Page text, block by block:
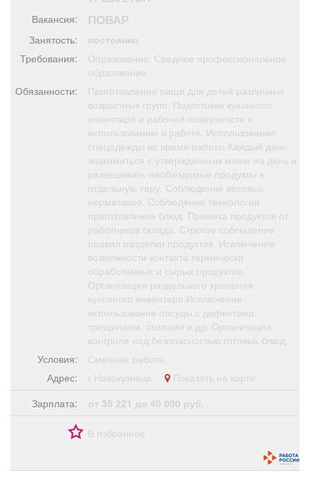
Я - пенсионер
Вакансия: ПОВАР
Занятость:
постоянно
Требования:
Образование: Среднее профессиональное
образование.
Обязанности:
Приготовление пищи для детей различных
возрастных групп. Подготовка кухонного
инвентаря и рабочей поверхности к
использованию в работе. Использование
спецодежды во время работы.Каждый день
знакомиться с утвержденным меню на день и
развешивать необходимые продукты в
отдельную тару. Соблюдение весовых
нормативов. Соблюдение технологии
приготовления блюд. Приемка продуктов от
работников склада. Строгое соблюдение
правил разделки продуктов. Исключение
возможности контакта термически
обработанных и сырых продуктов.
Организация раздельного хранения
кухонного инвентаря.Исключение
использования посуды с дефектами:
трещинами, сколами и др. Организация
контроля над безопасностью готовых блюд.
Условия:
Сменная работа.
Адрес:
г Новокузнецк
Показать на карте
Зарплата:
от 35 221 до 40 000 руб.
В избранное